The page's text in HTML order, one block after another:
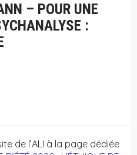
– POUR UNE
:
de l’ALI à la page dédiée